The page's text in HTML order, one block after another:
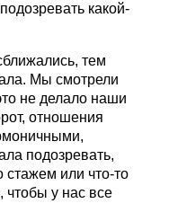
какой-
тем
Мы смотрели
не делало наши
отношения
подозревать,
стажем или что-то
чтобы у нас все